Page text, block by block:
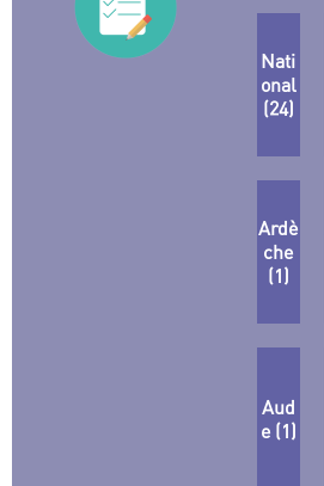
Nati
onal
(24)
Ardè
che
(1)
Aud
e (1)